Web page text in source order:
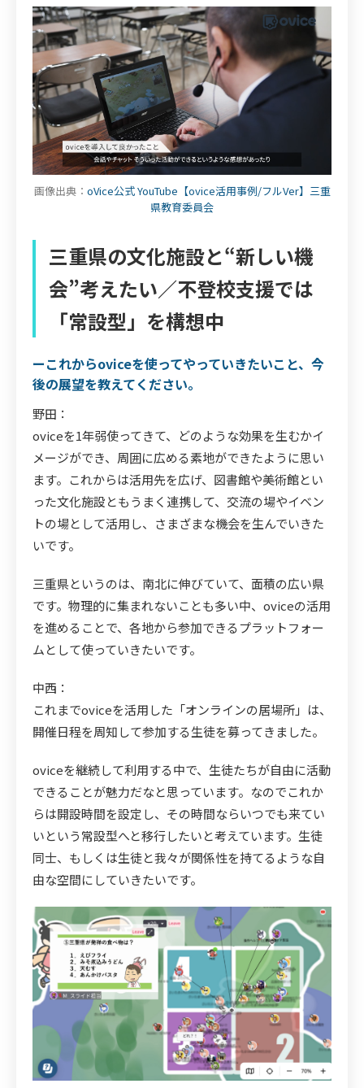
画像出典： oVice公式 YouTube【ovice活用事例/フルVer】三重
県教育委員会
三重県の文化施設と“新しい機
会”考えたい／不登校支援では
「常設型」を構想中
ーこれからoviceを使ってやっていきたいこと、今
後の展望を教えてください。
野田：
oviceを1年弱使ってきて、どのような効果を生むかイ
メージができ、周囲に広める素地ができたように思い
ます。これからは活用先を広げ、図書館や美術館とい
った文化施設ともうまく連携して、交流の場やイベン
トの場として活用し、さまざまな機会を生んでいきた
いです。
三重県というのは、南北に伸びていて、面積の広い県
です。物理的に集まれないことも多い中、oviceの活用
を進めることで、各地から参加できるプラットフォー
ムとして使っていきたいです。
中西：
これまでoviceを活用した「オンラインの居場所」は、
開催日程を周知して参加する生徒を募ってきました。
oviceを継続して利用する中で、生徒たちが自由に活動
できることが魅力だなと思っています。なのでこれか
らは開設時間を設定し、その時間ならいつでも来てい
いという常設型へと移行したいと考えています。生徒
同士、もしくは生徒と我々が関係性を持てるような自
由な空間にしていきたいです。